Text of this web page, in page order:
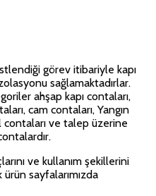
görev itibariyle kapı
sağlamaktadırlar.
ahşap kapı contaları,
cam contaları, Yangın
contaları ve talep üzerine
ve kullanım şekillerini
sayfalarımızda